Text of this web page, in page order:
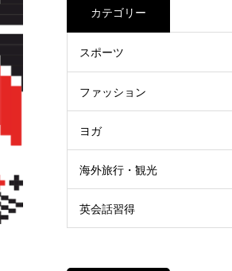
カテゴリー
スポーツ
ファッション
ヨガ
海外旅行・観光
英会話習得